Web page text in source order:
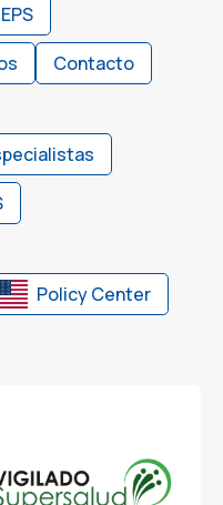
Contacto
Policy Center